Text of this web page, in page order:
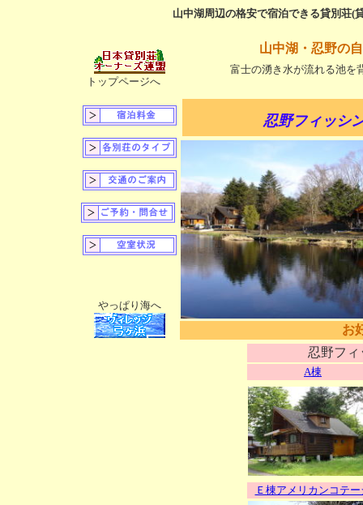
山中湖周辺の格安で宿泊できる貸別荘(
トップページへ
やっぱり海へ
山中湖・忍野の
富士の湧き水が流れる池を
忍野フィッシ
お
忍野フィ
A棟
Ｅ棟アメリカンコテー